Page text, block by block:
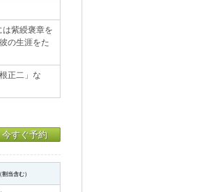
紫綬褒章を
の生涯をた
正二」な
すぐ予約
割当含む）